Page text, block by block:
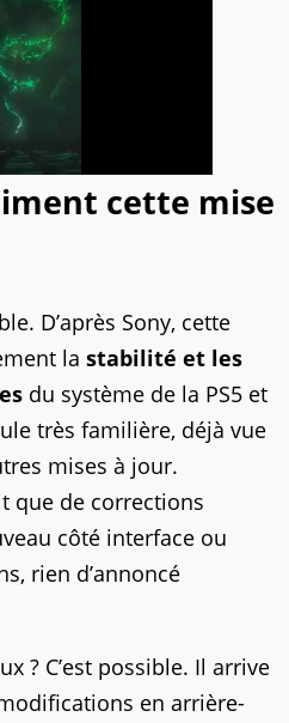
cette mise
D’après Sony, cette
la stabilité et les
du système de la PS5 et
très familière, déjà vue
mises à jour.
que de corrections
côté interface ou
rien d’annoncé
? C’est possible. Il arrive
en arrière-